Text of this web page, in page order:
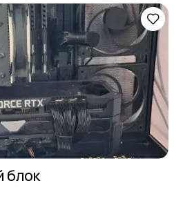
блок